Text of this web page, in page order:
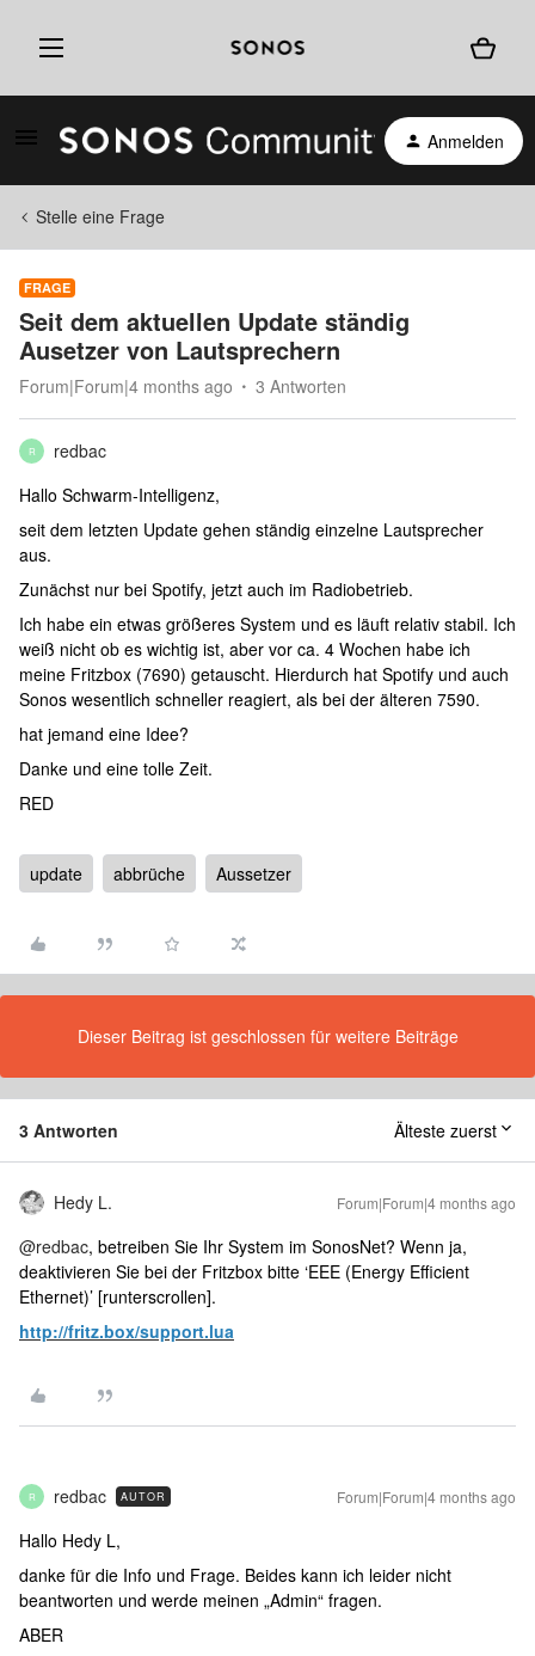
Anmelden
Stelle eine Frage
FRAGE
Seit dem aktuellen Update ständig
Ausetzer von Lautsprechern
Forum|Forum|4 months ago 3 Antworten
R
redbac
Hallo Schwarm-Intelligenz,
seit dem letzten Update gehen ständig einzelne Lautsprecher
aus.
Zunächst nur bei Spotify, jetzt auch im Radiobetrieb.
Ich habe ein etwas größeres System und es läuft relativ stabil. Ich
weiß nicht ob es wichtig ist, aber vor ca. 4 Wochen habe ich
meine Fritzbox (7690) getauscht. Hierdurch hat Spotify und auch
Sonos wesentlich schneller reagiert, als bei der älteren 7590.
hat jemand eine Idee?
Danke und eine tolle Zeit.
RED
update abbrüche Aussetzer
Dieser Beitrag ist geschlossen für weitere Beiträge
3 Antworten Älteste zuerst
Hedy L. Forum|Forum|4 months ago
@redbac, betreiben Sie Ihr System im SonosNet? Wenn ja,
deaktivieren Sie bei der Fritzbox bitte ‘EEE (Energy Efficient
Ethernet)’ [runterscrollen].
http://fritz.box/support.lua
R redbac AUTOR Forum|Forum|4 months ago
Hallo Hedy L,
danke für die Info und Frage. Beides kann ich leider nicht
beantworten und werde meinen „Admin“ fragen.
ABER